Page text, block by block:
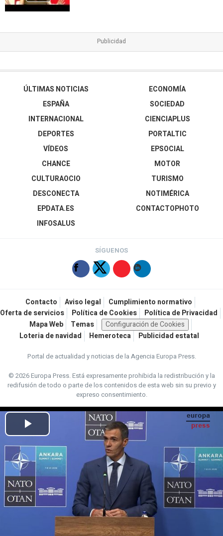
ÚLTIMAS NOTICIAS
ESPAÑA
INTERNACIONAL
DEPORTES
VÍDEOS
ECONOMÍA
SOCIEDAD
CIENCIAPLUS
PORTALTIC
EPSOCIAL
CHANCE
CULTURAOCIO
DESCONECTA
EPDATA.ES
INFOSALUS
MOTOR
TURISMO
NOTIMÉRICA
CONTACTOPHOTO
SÍGUENOS
Contacto Aviso legal
Cumplimiento normativo
Oferta de servicios
Política de Cookies
Política de Privacidad
Mapa Web
Temas
Configuración de Cookies
Loteria de navidad
Hemeroteca Publicidad estatal
Portal de actualidad y noticias de la Agencia Europa Press.
© 2026 Europa Press.Está expresamente prohibida la redistribución y la
redifusión de todo o parte de los contenidos de esta web sin su previo y
expreso consentimiento.